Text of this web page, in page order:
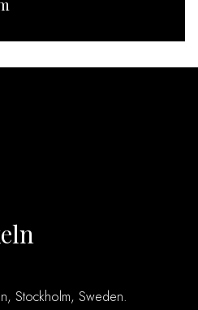
Stockholm, Sweden.